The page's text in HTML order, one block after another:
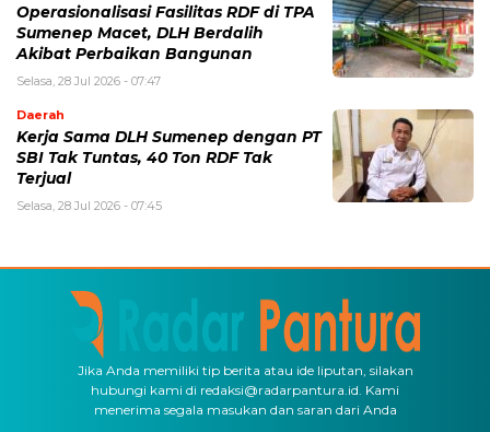
Operasionalisasi Fasilitas RDF di TPA
Sumenep Macet, DLH Berdalih
Akibat Perbaikan Bangunan
Selasa, 28 Jul 2026 - 07:47
Daerah
Kerja Sama DLH Sumenep dengan PT
SBI Tak Tuntas, 40 Ton RDF Tak
Terjual
Selasa, 28 Jul 2026 - 07:45
Jika Anda memiliki tip berita atau ide liputan, silakan
hubungi kami di redaksi@radarpantura.id. Kami
menerima segala masukan dan saran dari Anda